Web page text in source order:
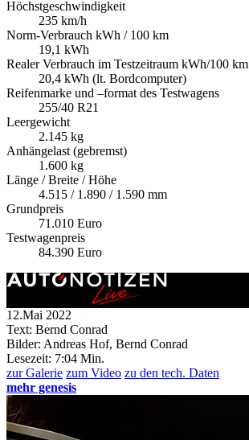
Höchstgeschwindigkeit
235 km/h
Norm-Verbrauch kWh / 100 km
19,1 kWh
Realer Verbrauch im Testzeitraum kWh/100 km
20,4 kWh (lt. Bordcomputer)
Reifenmarke und –format des Testwagens
255/40 R21
Leergewicht
2.145 kg
Anhängelast (gebremst)
1.600 kg
Länge / Breite / Höhe
4.515 / 1.890 / 1.590 mm
Grundpreis
71.010 Euro
Testwagenpreis
84.390 Euro
12.Mai 2022
Text: Bernd Conrad
Bilder: Andreas Hof, Bernd Conrad
Lesezeit: 7:04 Min.
zur Galerie zum Video zu den tech. Daten
mehr genesis